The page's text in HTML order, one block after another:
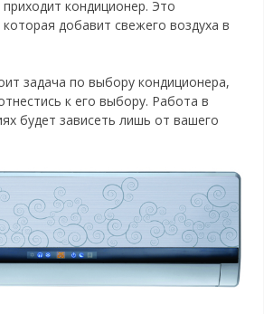
кондиционер. Это
добавит свежего воздуха в
задача по выбору кондиционера,
к его выбору. Работа в
будет зависеть лишь от вашего